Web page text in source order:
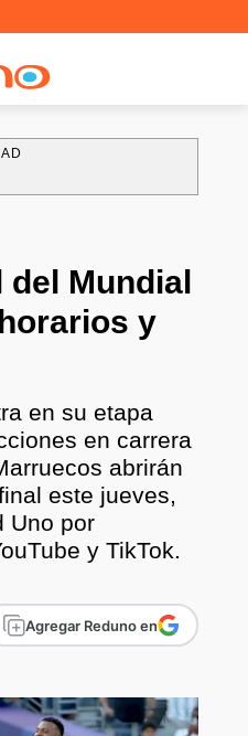
del Mundial
y
en su etapa
en carrera
abrirán
este jueves,
Uno por
y TikTok.
Agregar Reduno en